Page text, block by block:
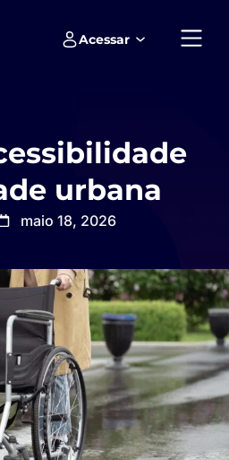
Acessar
urbana
maio 18, 2026